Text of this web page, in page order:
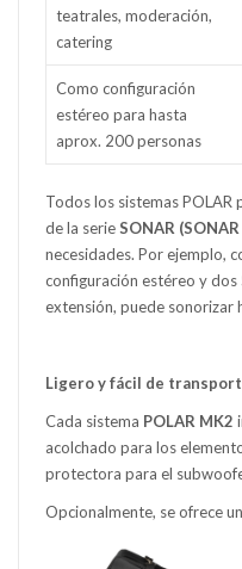
teatrales, moderación,
catering
Como configuración
estéreo para hasta
aprox. 200 personas
Todos los sistemas
de la serieSONAR
necesidades. Por ejemplo,
configuración estéreo y dos
extensión, puede sonorizar
Ligero y fácil de
Cada sistema POLAR MK2
acolchado para los
protectora para el
Opcionalmente, se ofrece